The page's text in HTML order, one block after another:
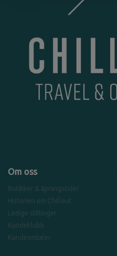
Om oss
Butikker & åpningstider
Historien om Chillout
Ledige stillinger
Kundeklubb
Kundeomtaler